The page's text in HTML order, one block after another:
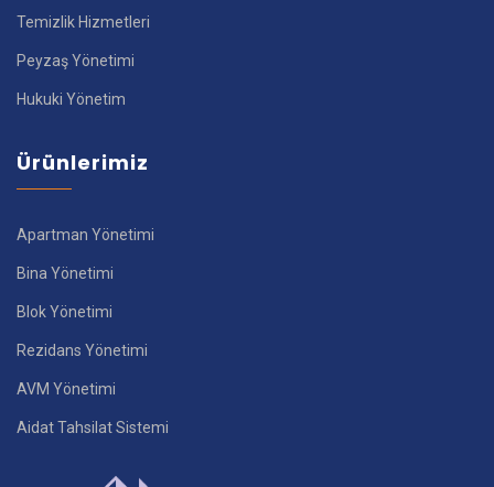
Temizlik Hizmetleri
Peyzaş Yönetimi
Hukuki Yönetim
Ürünlerimiz
Apartman Yönetimi
Bina Yönetimi
Blok Yönetimi
Rezidans Yönetimi
AVM Yönetimi
Aidat Tahsilat Sistemi